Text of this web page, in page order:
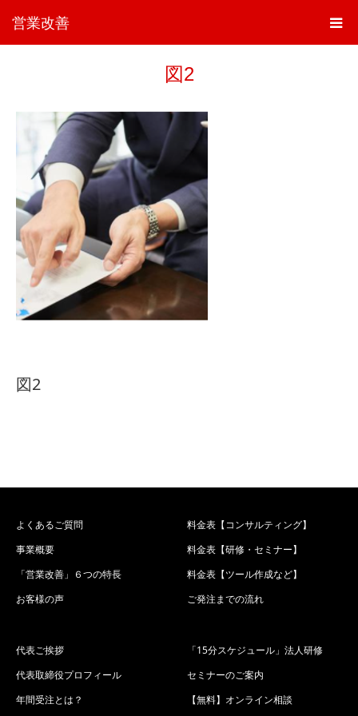
営業改善
図2
図2
よくあるご質問
事業概要
「営業改善」６つの特長
お客様の声
料金表【コンサルティング】
料金表【研修・セミナー】
料金表【ツール作成など】
ご発注までの流れ
代表ご挨拶
代表取締役プロフィール
年間受注とは？
「15分スケジュール」法人研修
セミナーのご案内
【無料】オンライン相談